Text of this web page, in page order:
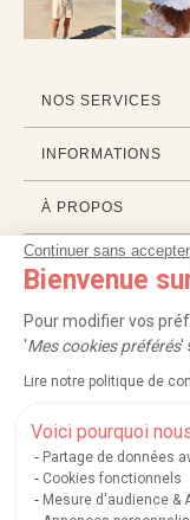
Continuer sans accepter
Bienvenue
Pour modifier vos
'Mes cookies préférés'
Lire notre politique de
Voici pourquoi
Partage de données
Cookies fonctionnels
Mesure d'audience &
NOS SERVICES
INFORMATIONS
À PROPOS
PROFESSIONNELS
LISTES CADEAUX
Service après-vente|
Mentions légales et
Nos